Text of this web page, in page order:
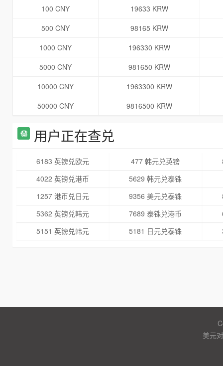
100 CNY
19633 KRW
500 CNY
98165 KRW
1000 CNY
196330 KRW
5000 CNY
981650 KRW
10000 CNY
1963300 KRW
50000 CNY
9816500 KRW
用户正在查兑
6183 英镑兑欧元 477 韩元兑英镑
4022 英镑兑港币
5629 韩元兑泰铢
1257 港币兑日元
9356 美元兑泰铢
5362 英镑兑韩元
7689 泰铢兑港币
5151 英镑兑韩元
5181 日元兑泰铢
美元